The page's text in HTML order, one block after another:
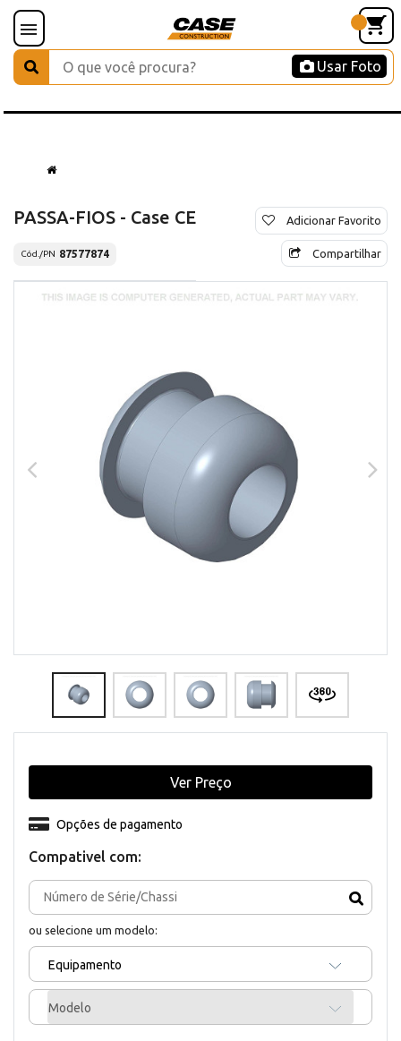
Usar Foto
PASSA-FIOS - Case CE
Cód./PN 87577874
Adicionar Favorito
Compartilhar
Compativel com:
ou selecione um modelo:
Equipamento
Modelo
Opções de pagamento
Ver Preço